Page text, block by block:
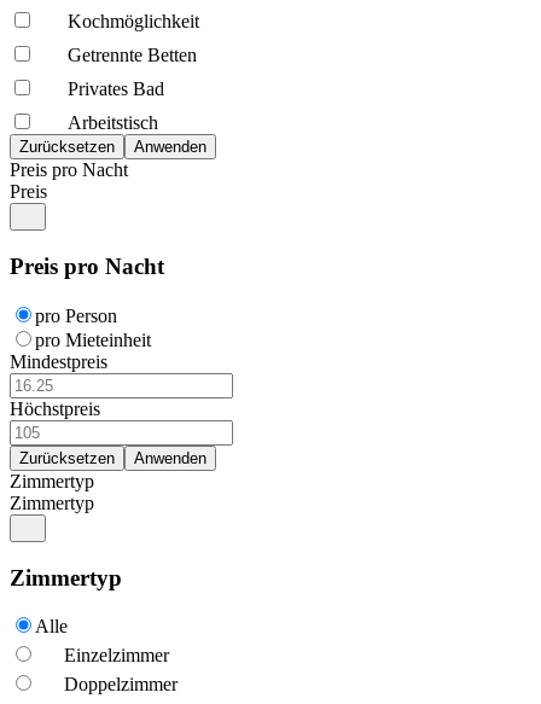
Kochmöglich­keit
Getrennte Betten
Privates Bad
Arbeitstisch
Preis pro Nacht
Preis
Preis pro Nacht
pro Person
pro Mieteinheit
Mindestpreis
Höchstpreis
Zimmertyp
Zimmertyp
Zimmertyp
Alle
Einzelzimmer
Doppelzimmer